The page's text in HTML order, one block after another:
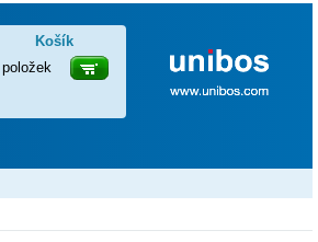
Košík
položek